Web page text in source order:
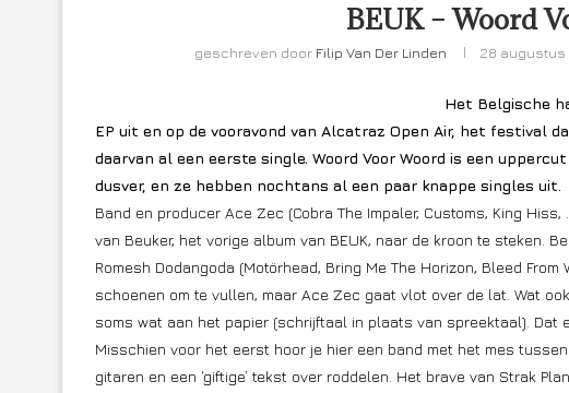
BEUK – Woord
geschreven door Filip Van Der Linden 28 augustus
Het Belgische
EP uit en op de vooravond van Alcatraz Open Air, het festival
daarvan al een eerste single. Woord Voor Woord is een
dusver, en ze hebben nochtans al een paar knappe singles uit.
Band en producer Ace Zec (Cobra The Impaler, Customs, King
van Beuker, het vorige album van BEUK, naar de kroon te steken.
Romesh Dodangoda (Motörhead, Bring Me The Horizon, Bleed
schoenen om te vullen, maar Ace Zec gaat vlot over de lat. Wat
soms wat aan het papier (schrijftaal in plaats van spreektaal). Dat
Misschien voor het eerst hoor je hier een band met het mes
gitaren en een ‘giftige’ tekst over roddelen. Het brave van Strak